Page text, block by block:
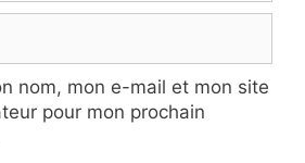
nom, mon e-mail et mon site
pour mon prochain